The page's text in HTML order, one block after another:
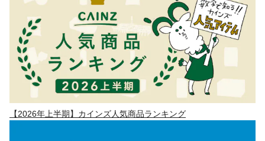
【2026年上半期】カインズ人気商品ランキング